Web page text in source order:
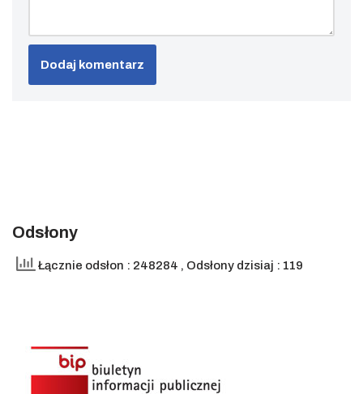
Odsłony
Łącznie odsłon : 248284 , Odsłony dzisiaj : 119